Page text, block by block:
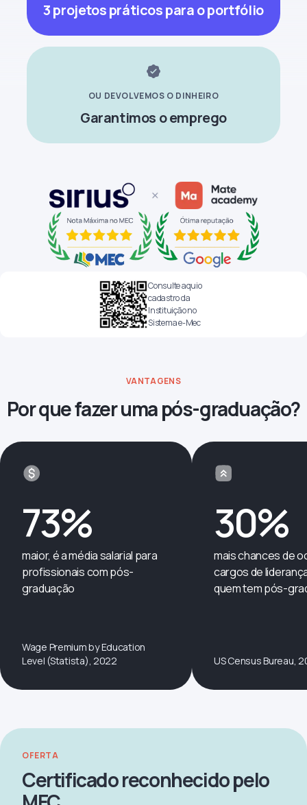
3 projetos práticos para o portfólio
OU DEVOLVEMOS O DINHEIRO
Garantimos o emprego
Consulte aquio
cadastro da
Instituição no
Sistema e-Mec
VANTAGENS
Por que fazer uma pós-graduação?
73%
maior, é a média salarial para
profissionais com pós-
graduação
Wage Premium by Education
Level (Statista), 2022
30%
mais chances de
cargos de
quem tem pós-
US Census Bureau,
OFERTA
Certificado reconhecido pelo